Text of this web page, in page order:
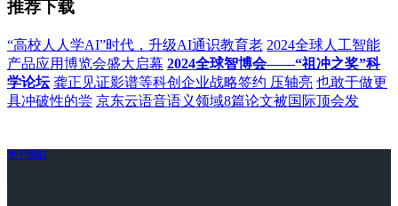
推荐下载
“高校人人学AI”时代，升级AI通识教育老 2024全球人工智能
产品应用博览会盛大启幕 2024全球智博会——“祖冲之奖”科
学论坛 龚正见证影谱等科创企业战略签约 压轴亮 也敢于做更
具冲破性的尝 京东云语音语义领域8篇论文被国际顶会发
关于我们